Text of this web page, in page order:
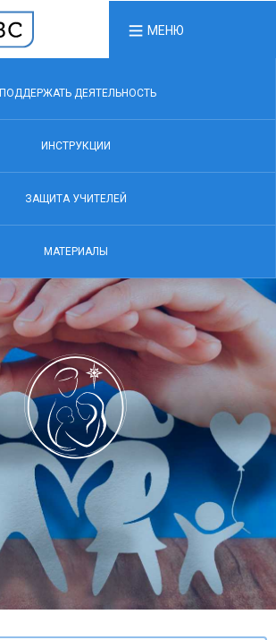
МЕНЮ
ПОДДЕРЖАТЬ ДЕЯТЕЛЬНОСТЬ
ИНСТРУКЦИИ
ЗАЩИТА УЧИТЕЛЕЙ
МАТЕРИАЛЫ